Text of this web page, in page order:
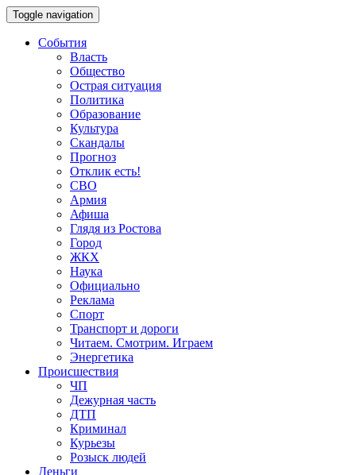
Toggle navigation
События
Власть
Общество
Острая ситуация
Политика
Образование
Культура
Скандалы
Прогноз
Отклик есть!
СВО
Армия
Афиша
Глядя из Ростова
Город
ЖКХ
Наука
Официально
Реклама
Спорт
Транспорт и дороги
Читаем. Смотрим. Играем
Энергетика
Происшествия
ЧП
Дежурная часть
ДТП
Криминал
Курьезы
Розыск людей
Деньги